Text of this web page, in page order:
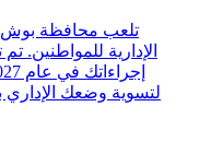
تلعب محافظة بوش
الإدارية للمواطنين.
لتسوية وضعك